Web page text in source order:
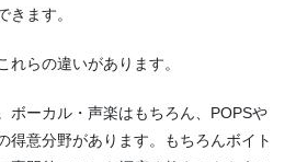
きます。
れらの違いがあります。
ボーカル・声楽はもちろん、POPSや
得意分野があります。もちろんボイト